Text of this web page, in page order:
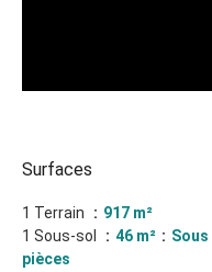
Surfaces
1 Terrain
917 m²
1 Sous-sol
46 m²
pièces